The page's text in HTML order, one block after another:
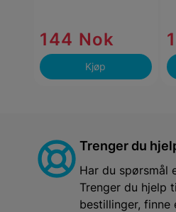
144 Nok
Kjøp
Trenger du
Har du spørsmål
Trenger du hjelp
bestillinger,